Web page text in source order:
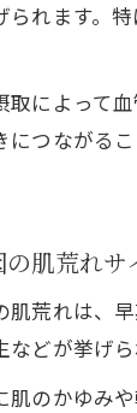
られます。
取によって
につながる
肌荒れ
肌荒れは、
などが挙げ
肌のかゆみ